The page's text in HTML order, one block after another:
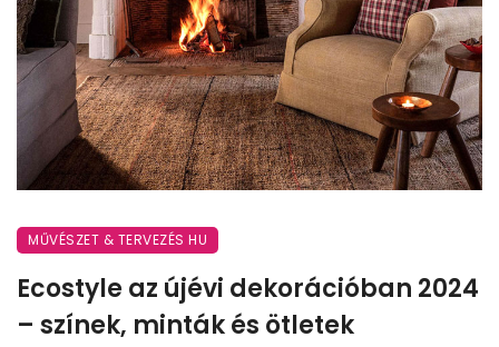
MŰVÉSZET & TERVEZÉS HU
Ecostyle az újévi dekorációban 2024
– színek, minták és ötletek